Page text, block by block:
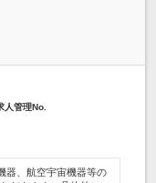
管理No.
器、航空宇宙機器等の